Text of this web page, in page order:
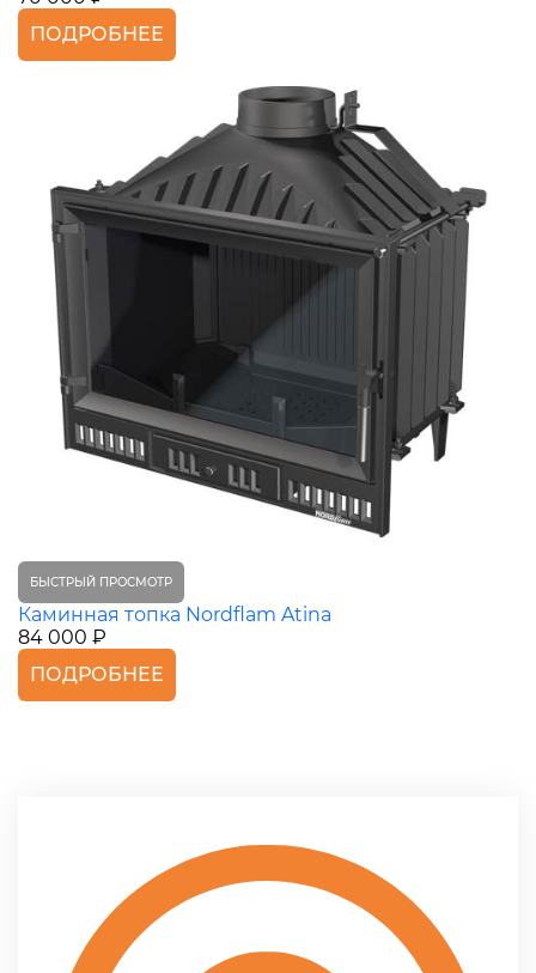
ПОДРОБНЕЕ
БЫСТРЫЙ ПРОСМОТР
Каминная топка Nordflam Atina
84 000 ₽
ПОДРОБНЕЕ